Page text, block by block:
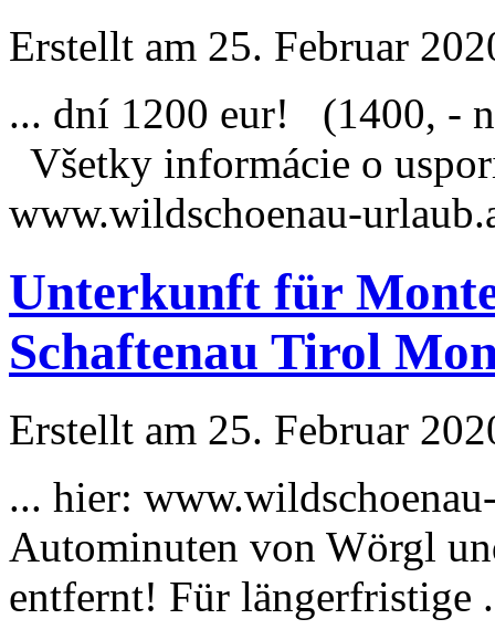
Erstellt am 25. Februar
... dní 1200 eur! (1400, -
Všetky informácie o
www.wildschoenau-urlaub
Unterkunft für
Schaftenau Tirol
Erstellt am 25. Februar
... hier:
Autominuten von Wörgl
entfernt! Für längerfristige